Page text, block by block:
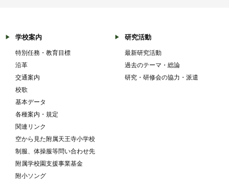
学校案内
特別任務・教育目標
沿革
交通案内
校歌
基本データ
各種案内・規定
関連リンク
空から見た附属天王寺小学校
制服、体操服等問い合わせ先
附属学校園支援事業基金
附小ソング
研究活動
最新研究活動
過去のテーマ・総論
研究・研修会の協力・派遣